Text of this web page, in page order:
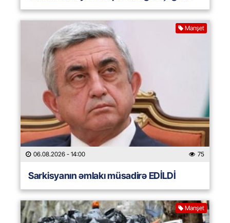
Manşet
06.08.2026 - 14:00 75
Sarkisyanın əmlakı müsadirə EDİLDİ
Manşet